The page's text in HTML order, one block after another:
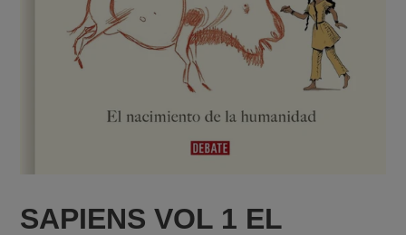
SAPIENS VOL 1 EL